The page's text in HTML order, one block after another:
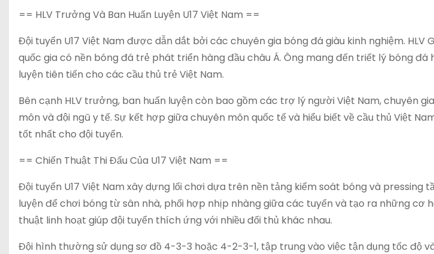
== HLV Trưởng Và Ban Huấn Luyện U17 Việt Nam ==
Đội tuyển U17 Việt Nam được dẫn dắt bởi các chuyên gia bóng đá giàu kinh nghiệm. HLV
quốc gia có nền bóng đá trẻ phát triển hàng đầu châu Á. Ông mang đến triết lý bóng đá
luyện tiên tiến cho các cầu thủ trẻ Việt Nam.
Bên cạnh HLV trưởng, ban huấn luyện còn bao gồm các trợ lý người Việt Nam, chuyên
môn và đội ngũ y tế. Sự kết hợp giữa chuyên môn quốc tế và hiểu biết về cầu thủ Việt
tốt nhất cho đội tuyển.
== Chiến Thuật Thi Đấu Của U17 Việt Nam ==
Đội tuyển U17 Việt Nam xây dựng lối chơi dựa trên nền tảng kiểm soát bóng và pressing
luyện để chơi bóng từ sân nhà, phối hợp nhịp nhàng giữa các tuyến và tạo ra những cơ
thuật linh hoạt giúp đội tuyển thích ứng với nhiều đối thủ khác nhau.
Đội hình thường sử dụng sơ đồ 4-3-3 hoặc 4-2-3-1, tập trung vào việc tận dụng tốc độ